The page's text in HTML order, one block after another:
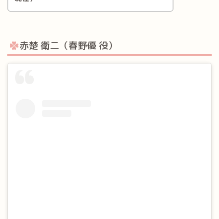
赤楚 衛二（春野優 役）